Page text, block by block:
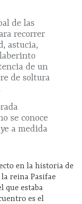
de las
recorrer
astucia,
de un
de soltura
se conoce
a medida
en la historia de
reina Pasifae
que estaba
es el